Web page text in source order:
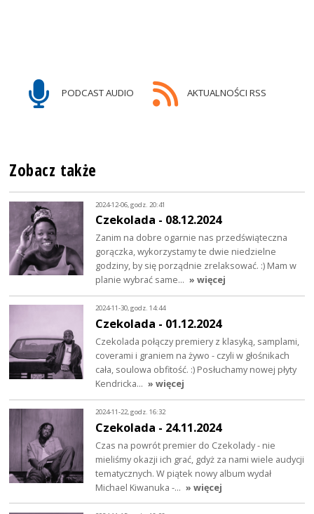
PODCAST AUDIO AKTUALNOŚCI RSS
Zobacz także
2024-12-06, godz. 20:41
Czekolada - 08.12.2024
Zanim na dobre ogarnie nas przedświąteczna
gorączka, wykorzystamy te dwie niedzielne
godziny, by się porządnie zrelaksować. :) Mam w
planie wybrać same… » więcej
2024-11-30, godz. 14:44
Czekolada - 01.12.2024
Czekolada połączy premiery z klasyką, samplami,
coverami i graniem na żywo - czyli w głośnikach
cała, soulowa obfitość. :) Posłuchamy nowej płyty
Kendricka… » więcej
2024-11-22, godz. 16:32
Czekolada - 24.11.2024
Czas na powrót premier do Czekolady - nie
mieliśmy okazji ich grać, gdyż za nami wiele audycji
tematycznych. W piątek nowy album wydał
Michael Kiwanuka -… » więcej